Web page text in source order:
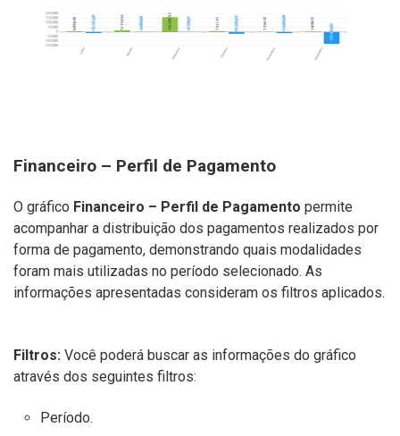
Financeiro – Perfil de Pagamento
O gráfico Financeiro – Perfil de Pagamento permite
acompanhar a distribuição dos pagamentos realizados por
forma de pagamento, demonstrando quais modalidades
foram mais utilizadas no período selecionado. As
informações apresentadas consideram os filtros aplicados.
Filtros: Você poderá buscar as informações do gráfico
através dos seguintes filtros:
Período.